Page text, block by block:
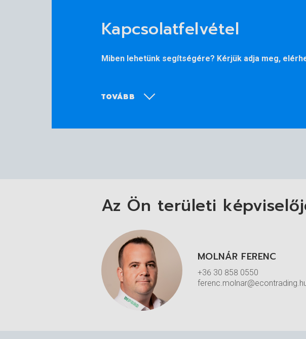
További információkat talál alább, a
YS-Z
Kapcsolatfelvétel
Miben lehetünk segítségére? Kérjük adja meg,
TOVÁBB
Az Ön területi
MOLNÁR FERENC
+36 30 858 0550